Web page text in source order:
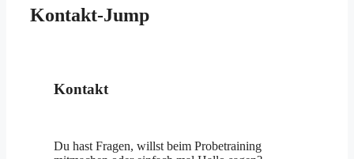
Kontakt-Jump
Kontakt
Du hast Fragen, willst beim Probetraining